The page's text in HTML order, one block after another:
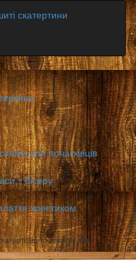
скатертини
для початківців
з бісеру
хрестиком
авито иркутск,в�